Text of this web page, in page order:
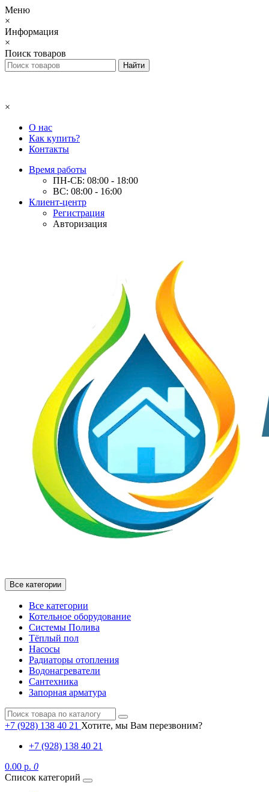
Меню
×
Информация
×
Поиск товаров
×
О нас
Как купить?
Контакты
Время работы
ПН-СБ: 08:00 - 18:00
ВС: 08:00 - 16:00
Клиент-центр
Регистрация
Авторизация
Все категории
Все категории
Котельное оборудование
Системы Полива
Тёплый пол
Насосы
Радиаторы отопления
Водонагреватели
Сантехника
Запорная арматура
+7 (928) 138 40 21 Хотите, мы Вам перезвоним?
+7 (928) 138 40 21
0.00 р. 0
Список категорий